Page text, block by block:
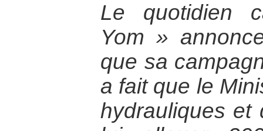
Le quotidien
Yom »
que sa
a fait que le
hydrauliques et